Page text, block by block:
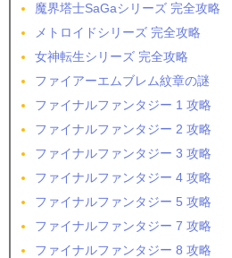
魔界塔士SaGaシリーズ 完全攻略
メトロイドシリーズ 完全攻略
女神転生シリーズ 完全攻略
ファイアーエムブレム紋章の謎
ファイナルファンタジー 1 攻略
ファイナルファンタジー 2 攻略
ファイナルファンタジー 3 攻略
ファイナルファンタジー 4 攻略
ファイナルファンタジー 5 攻略
ファイナルファンタジー 7 攻略
ファイナルファンタジー 8 攻略